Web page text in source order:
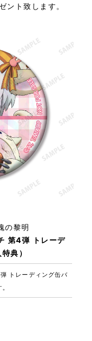
ント致します。
第4弾 トレーデ
典）
の黎明
トレーディング缶バ